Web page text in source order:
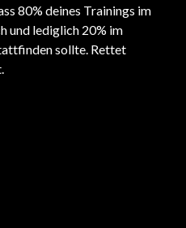
80% deines Trainings im
und lediglich 20% im
sollte. Rettet